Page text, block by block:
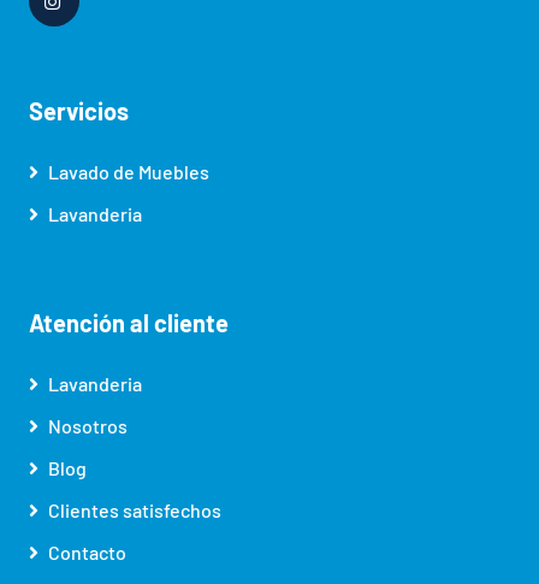
Servicios
Lavado de Muebles
Lavanderia
Atención al cliente
Lavanderia
Nosotros
Blog
Clientes satisfechos
Contacto